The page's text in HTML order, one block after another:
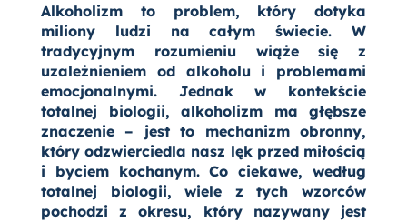
Alkoholizm to problem, który dotyka
miliony ludzi na całym świecie. W
tradycyjnym rozumieniu wiąże się z
uzależnieniem od alkoholu i problemami
emocjonalnymi. Jednak w kontekście
totalnej biologii, alkoholizm ma głębsze
znaczenie – jest to mechanizm obronny,
który odzwierciedla nasz lęk przed miłością
i byciem kochanym. Co ciekawe, według
totalnej biologii, wiele z tych wzorców
pochodzi z okresu, który nazywany jest